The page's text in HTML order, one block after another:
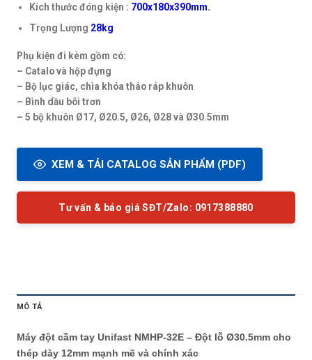
Kích thước đóng kiện : 700x180x390mm.
Trọng Lượng 28kg
Phụ kiện đi kèm gồm có:
– Catalo và hộp đựng
– Bộ lục giác, chìa khóa tháo ráp khuôn
– Bình dầu bôi trơn
– 5 bộ khuôn Ø17, Ø20.5, Ø26, Ø28 và Ø30.5mm
XEM & TẢI CATALOG SẢN PHẨM (PDF)
Tư vấn & báo giá SĐT/Zalo: 0917388880
MÔ TẢ
Máy đột cầm tay Unifast NMHP-32E – Đột lỗ Ø30.5mm cho
thép dày 12mm mạnh mẽ và chính xác